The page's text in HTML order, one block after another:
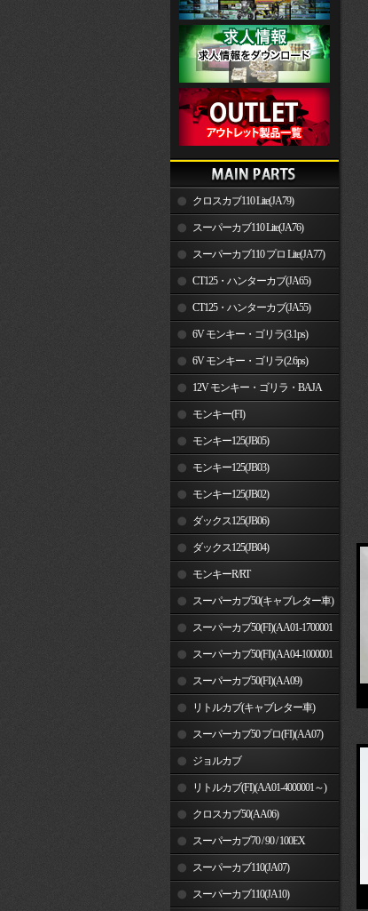
クロスカブ110 Lite(JA79)
スーパーカブ110 Lite(JA76)
スーパーカブ110 プロ Lite(JA77)
CT125・ハンターカブ(JA65)
CT125・ハンターカブ(JA55)
6V モンキー・ゴリラ(3.1ps)
6V モンキー・ゴリラ(2.6ps)
12V モンキー・ゴリラ・BAJA
モンキー(FI)
モンキー125(JB05)
モンキー125(JB03)
モンキー125(JB02)
ダックス125(JB06)
ダックス125(JB04)
モンキーR/RT
スーパーカブ50(キャブレター車)
スーパーカブ50(FI)(AA01-1700001
～) スーパーカブ50(FI)(AA04-1000001
～) スーパーカブ50(FI)(AA09)
リトルカブ(キャブレター車)
スーパーカブ50 プロ(FI)(AA07)
ジョルカブ
リトルカブ(FI)(AA01-4000001～)
クロスカブ50(AA06)
スーパーカブ70 / 90 / 100EX
スーパーカブ110(JA07)
スーパーカブ110(JA10)